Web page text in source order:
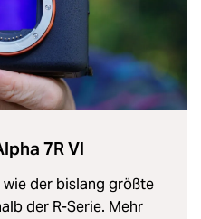
7R VI
wie der bislang größte
der R-Serie. Mehr